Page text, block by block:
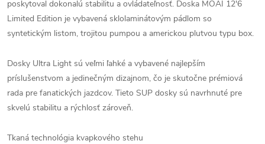
poskytoval dokonalú stabilitu a ovládateľnosť. Doska MOAI 12'6
Limited Edition je vybavená sklolaminátovým pádlom so
syntetickým listom, trojitou pumpou a americkou plutvou typu box.
Dosky Ultra Light sú veľmi ľahké a vybavené najlepším
príslušenstvom a jedinečným dizajnom, čo je skutočne prémiová
rada pre fanatických jazdcov. Tieto SUP dosky sú navrhnuté pre
skvelú stabilitu a rýchlosť zároveň.
Tkaná technológia kvapkového stehu